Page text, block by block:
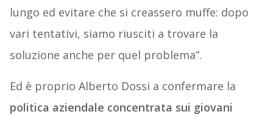
lungo ed evitare che si creassero muffe: dopo
vari tentativi, siamo riusciti a trovare la
soluzione anche per quel problema”.
Ed è proprio Alberto Dossi a confermare la
politica aziendale concentrata sui giovani